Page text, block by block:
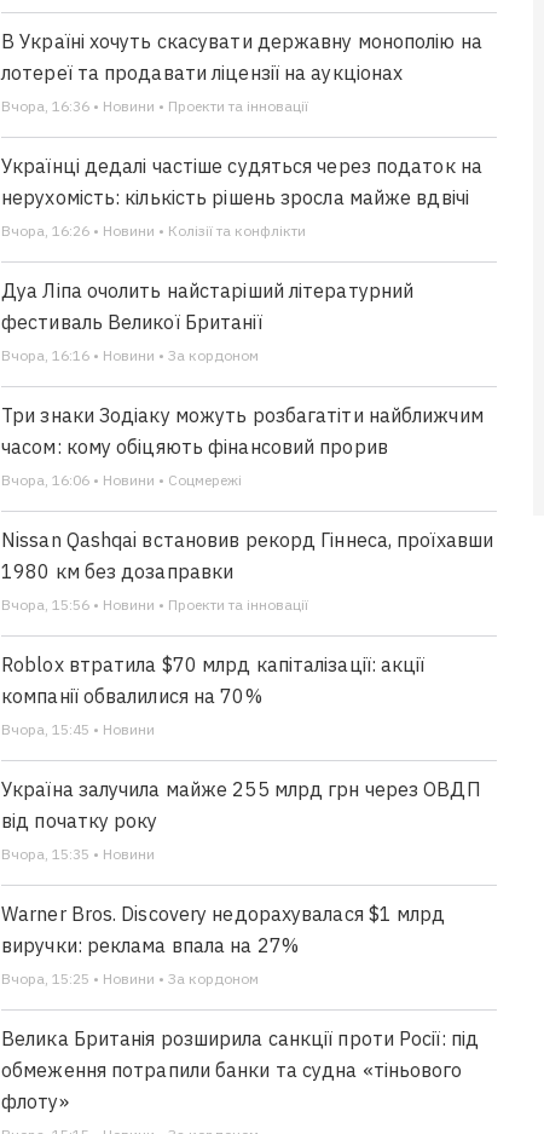
В Україні хочуть скасувати державну монополію на
лотереї та продавати ліцензії на аукціонах
Вчора, 16:36 • Новини • Проекти та інновації
Українці дедалі частіше судяться через податок на
нерухомість: кількість рішень зросла майже вдвічі
Вчора, 16:26 • Новини • Колізії та конфлікти
Дуа Ліпа очолить найстаріший літературний
фестиваль Великої Британії
Вчора, 16:16 • Новини • За кордоном
Три знаки Зодіаку можуть розбагатіти найближчим
часом: кому обіцяють фінансовий прорив
Вчора, 16:06 • Новини • Соцмережі
Nissan Qashqai встановив рекорд Гіннеса, проїхавши
1980 км без дозаправки
Вчора, 15:56 • Новини • Проекти та інновації
Roblox втратила $70 млрд капіталізації: акції
компанії обвалилися на 70%
Вчора, 15:45 • Новини
Україна залучила майже 255 млрд грн через ОВДП
від початку року
Вчора, 15:35 • Новини
Warner Bros. Discovery недорахувалася $1 млрд
виручки: реклама впала на 27%
Вчора, 15:25 • Новини • За кордоном
Велика Британія розширила санкції проти Росії: під
обмеження потрапили банки та судна «тіньового
флоту»